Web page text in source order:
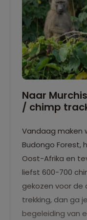
Sawadee
Sawadee
een positieve
economie,
bescherming
Sawadee
mogelijkheid
te maken met
steentje bij te
Naar
/ chimp
Vandaag maken
Budongo Forest,
Oost-Afrika en
liefst 600-700
gekozen voor
trekking, dan ga
begeleiding van